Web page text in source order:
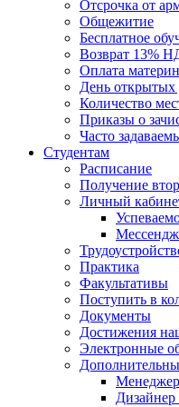
Отсрочка от
Общежитие
Бесплатное
Возврат 13%
Оплата
День открытых
Количество
Приказы о
Часто
Студентам
Расписание
Получение
Личный
Практика
Факультативы
Поступить в
Документы
Достижения
Электронные
Дизайнер